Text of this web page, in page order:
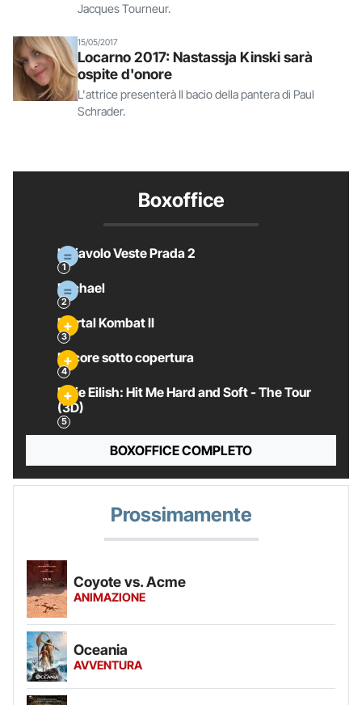
Jacques Tourneur.
15/05/2017
Locarno 2017: Nastassja Kinski sarà
ospite d'onore
L'attrice presenterà Il bacio della pantera di Paul
Schrader.
Boxoffice
Il Diavolo Veste Prada 2
Michael
Mortal Kombat II
Pecore sotto copertura
Billie Eilish: Hit Me Hard and Soft - The Tour
(3D)
BOXOFFICE COMPLETO
Prossimamente
Coyote vs. Acme
ANIMAZIONE
Oceania
AVVENTURA